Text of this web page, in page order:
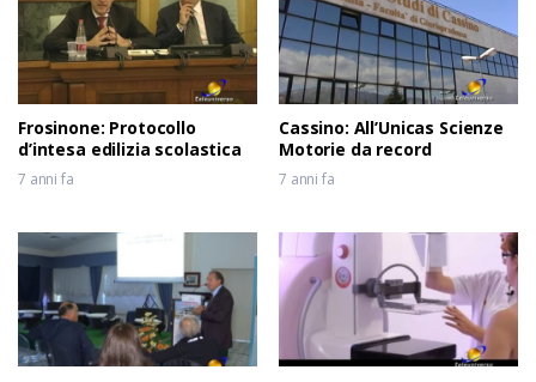
Frosinone: Protocollo
d’intesa edilizia scolastica
7 anni fa
Cassino: All’Unicas Scienze
Motorie da record
7 anni fa